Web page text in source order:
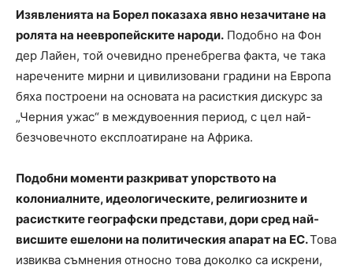
Изявленията на Борел показаха явно незачитане на
ролята на неевропейските народи. Подобно на Фон
дер Лайен, той очевидно пренебрегва факта, че така
наречените мирни и цивилизовани градини на Европа
бяха построени на основата на расисткия дискурс за
„Черния ужас“ в междувоенния период, с цел най-
безчовечното експлоатиране на Африка.
Подобни моменти разкриват упорството на
колониалните, идеологическите, религиозните и
расистките географски представи, дори сред най-
висшите ешелони на политическия апарат на ЕС.Това
извиква съмнения относно това доколко са искрени,